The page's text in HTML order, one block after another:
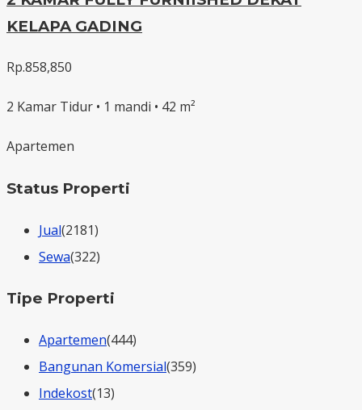
KELAPA GADING
Rp.858,850
2 Kamar Tidur • 1 mandi • 42 m²
Apartemen
Status Properti
Jual(2181)
Sewa(322)
Tipe Properti
Apartemen(444)
Bangunan Komersial(359)
Indekost(13)